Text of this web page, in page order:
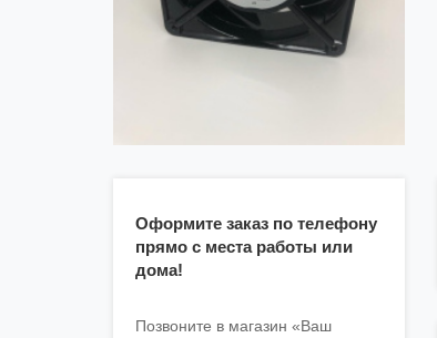
Оформите заказ по телефону
прямо с места работы или
дома!
Позвоните в магазин «Ваш